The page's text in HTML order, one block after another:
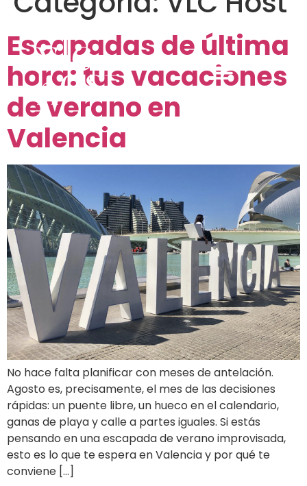
Escapadas de última
hora: tus vacaciones
de verano en
Valencia
No hace falta planificar con meses de antelación.
Agosto es, precisamente, el mes de las decisiones
rápidas: un puente libre, un hueco en el calendario,
ganas de playa y calle a partes iguales. Si estás
pensando en una escapada de verano improvisada,
esto es lo que te espera en Valencia y por qué te
conviene […]